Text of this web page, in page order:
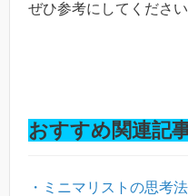
ぜひ参考にしてください
おすすめ関連記
・ミニマリストの思考